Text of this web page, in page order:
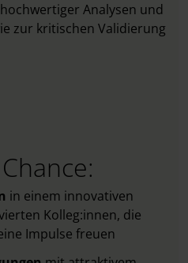
Analysen und
zur kritischen Validierung
in einem innovativen
Kolleg:innen, die
Impulse freuen